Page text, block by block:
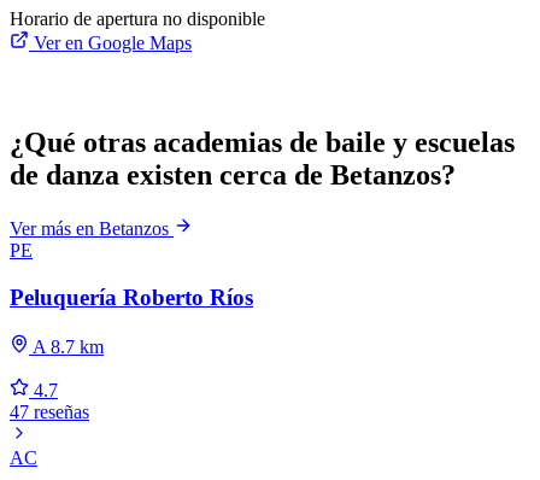
Horario de apertura no disponible
Ver en Google Maps
¿Qué otras academias de baile y escuelas
de danza existen cerca de Betanzos?
Ver más en Betanzos
PE
Peluquería Roberto Ríos
A 8.7 km
4.7
47 reseñas
AC